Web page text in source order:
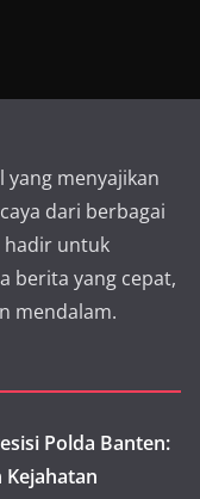
menyajikan
dari berbagai
hadir untuk
berita yang cepat,
mendalam.
Polda Banten: